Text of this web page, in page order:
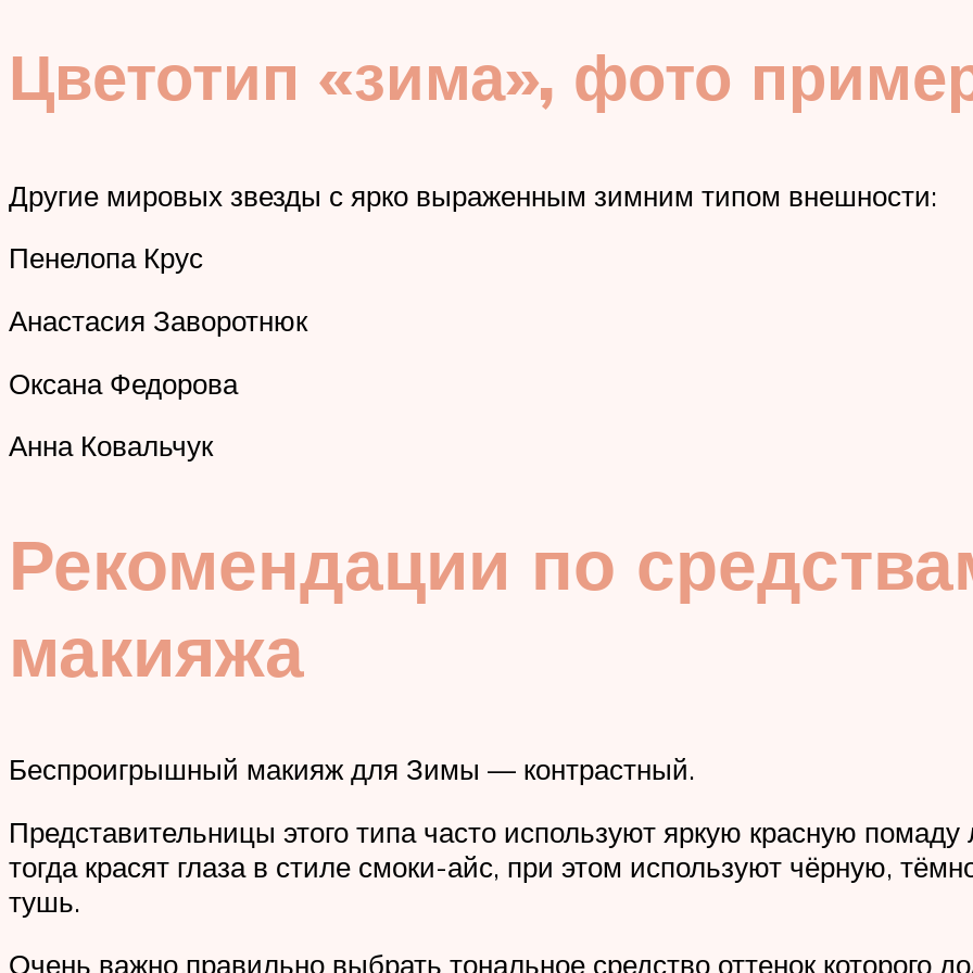
Цветотип «зима», фото
Другие мировых звезды с ярко выраженным зимним типом внешности:
Пенелопа Крус
Анастасия Заворотнюк
Оксана Федорова
Анна Ковальчук
Рекомендации по
макияжа
Беспроигрышный макияж для Зимы — контрастный.
Представительницы этого типа часто используют яркую красную
тогда красят глаза в стиле смоки-айс, при этом используют чёрную,
тушь.
Очень важно правильно выбрать тональное средство оттенок которого